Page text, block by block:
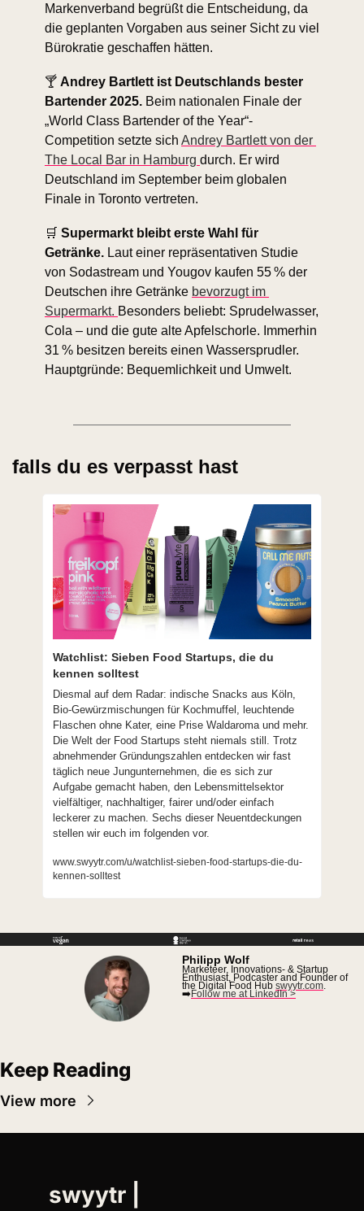
Markenverband begrüßt die Entscheidung, da
die geplanten Vorgaben aus seiner Sicht zu viel
Bürokratie geschaffen hätten.
🍸 Andrey Bartlett ist Deutschlands bester
Bartender 2025. Beim nationalen Finale der
„World Class Bartender of the Year“-
Competition setzte sich Andrey Bartlett von der
The Local Bar in Hamburg durch. Er wird
Deutschland im September beim globalen
Finale in Toronto vertreten.
🛒 Supermarkt bleibt erste Wahl für
Getränke. Laut einer repräsentativen Studie
von Sodastream und Yougov kaufen 55 % der
Deutschen ihre Getränke bevorzugt im
Supermarkt. Besonders beliebt: Sprudelwasser,
Cola – und die gute alte Apfelschorle. Immerhin
31 % besitzen bereits einen Wassersprudler.
Hauptgründe: Bequemlichkeit und Umwelt.
falls du es verpasst hast
‍Watchlist: Sieben Food Startups, die du
kennen solltest
Diesmal auf dem Radar: indische Snacks aus Köln,
Bio-Gewürzmischungen für Kochmuffel, leuchtende
Flaschen ohne Kater, eine Prise Waldaroma und mehr.
Die Welt der Food Startups steht niemals still. Trotz
abnehmender Gründungszahlen entdecken wir fast
täglich neue Jungunternehmen, die es sich zur
Aufgabe gemacht haben, den Lebensmittelsektor
vielfältiger, nachhaltiger, fairer und/oder einfach
leckerer zu machen. Sechs dieser Neuentdeckungen
stellen wir euch im folgenden vor.
www.swyytr.com/u/watchlist-sieben-food-startups-die-du-
kennen-solltest
Philipp Wolf
Marketeer, Innovations- & Startup
Enthusiast, Podcaster and Founder of
the Digital Food Hub swyytr.com.
➡️Follow me at LinkedIn >
Keep Reading
View more
swyytr |